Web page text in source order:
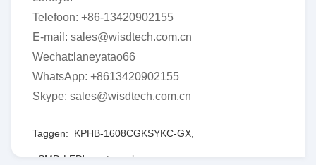
Telefoon: +86-13420902155
E-mail: sales@wisdtech.com.cn
Wechat:laneyatao66
WhatsApp: +8613420902155
Skype: sales@wisdtech.com.cn
Taggen: KPHB-1608CGKSYKC-GX
SMD-LED's met een hoog vermogen,